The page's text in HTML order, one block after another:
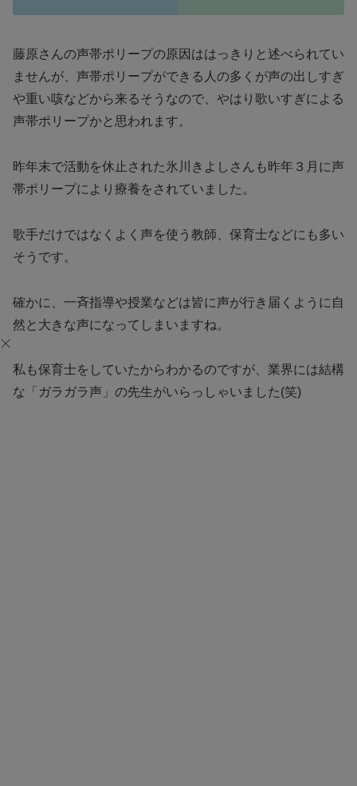
藤原さんの声帯ポリープの原因ははっきりと述べられてい
ませんが、声帯ポリープができる人の多くが声の出しすぎ
や重い咳などから来るそうなので、やはり歌いすぎによる
声帯ポリープかと思われます。
昨年末で活動を休止された氷川きよしさんも昨年３月に声
帯ポリープにより療養をされていました。
歌手だけではなくよく声を使う教師、保育士などにも多い
そうです。
確かに、一斉指導や授業などは皆に声が行き届くように自
然と大きな声になってしまいますね。
私も保育士をしていたからわかるのですが、業界には結構
な「ガラガラ声」の先生がいらっしゃいました(笑)